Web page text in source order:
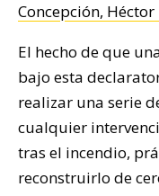
Concepción,
El hecho de que
bajo esta
realizar una serie
cualquier
tras el incendio,
reconstruirlo de